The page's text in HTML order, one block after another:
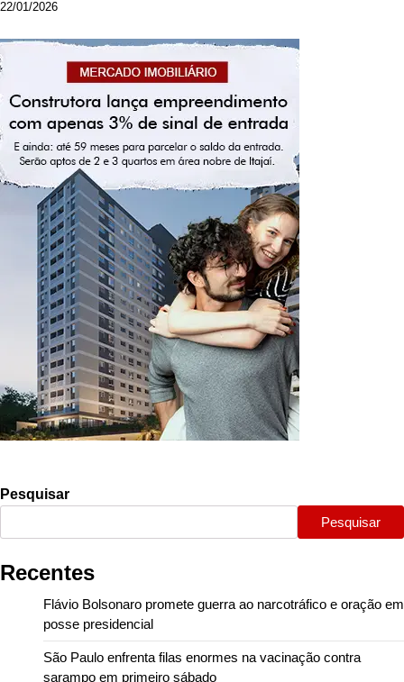
22/01/2026
Pesquisar
Pesquisar
Recentes
Flávio Bolsonaro promete guerra ao narcotráfico e oração em
posse presidencial
São Paulo enfrenta filas enormes na vacinação contra
sarampo em primeiro sábado